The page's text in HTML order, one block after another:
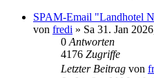
SPAM-Email "Landhotel
von fredi » Sa 31. Jan
0 Antworten
4176 Zugriffe
Letzter Beitrag von